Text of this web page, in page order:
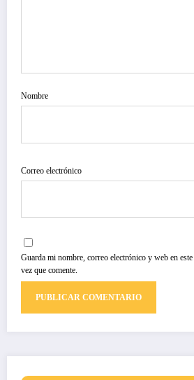
Nombre
Correo electrónico
Guarda mi nombre, correo electrónico y web en
vez que comente.